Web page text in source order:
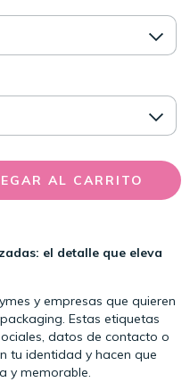
el detalle que eleva
y empresas que quieren
Estas etiquetas
datos de contacto o
tu identidad y hacen que
y memorable.